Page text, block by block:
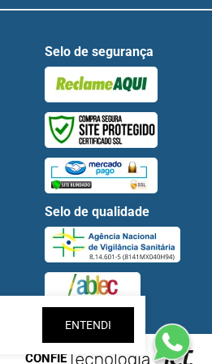
ENTENDI
Selo de segurança
Selo de qualidade
CONFIE